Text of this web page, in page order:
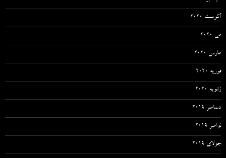
آگوست 2020
می 2020
مارس 2020
فوریه 2020
ژانویه 2020
دسامبر 2019
نوامبر 2019
جولای 2019